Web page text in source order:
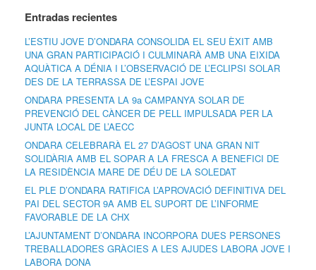
Entradas recientes
L’ESTIU JOVE D’ONDARA CONSOLIDA EL SEU ÈXIT AMB
UNA GRAN PARTICIPACIÓ I CULMINARÀ AMB UNA EIXIDA
AQUÀTICA A DÉNIA I L’OBSERVACIÓ DE L’ECLIPSI SOLAR
DES DE LA TERRASSA DE L’ESPAI JOVE
ONDARA PRESENTA LA 9a CAMPANYA SOLAR DE
PREVENCIÓ DEL CÀNCER DE PELL IMPULSADA PER LA
JUNTA LOCAL DE L’AECC
ONDARA CELEBRARÀ EL 27 D’AGOST UNA GRAN NIT
SOLIDÀRIA AMB EL SOPAR A LA FRESCA A BENEFICI DE
LA RESIDÈNCIA MARE DE DÉU DE LA SOLEDAT
EL PLE D’ONDARA RATIFICA L’APROVACIÓ DEFINITIVA DEL
PAI DEL SECTOR 9A AMB EL SUPORT DE L’INFORME
FAVORABLE DE LA CHX
L’AJUNTAMENT D’ONDARA INCORPORA DUES PERSONES
TREBALLADORES GRÀCIES A LES AJUDES LABORA JOVE I
LABORA DONA